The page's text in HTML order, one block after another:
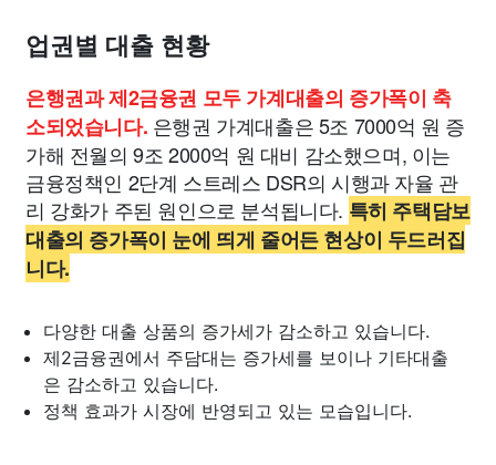
업권별 대출 현황
은행권과 제2금융권 모두 가계대출의 증가폭이 축
소되었습니다. 은행권 가계대출은 5조 7000억 원 증
가해 전월의 9조 2000억 원 대비 감소했으며, 이는
금융정책인 2단계 스트레스 DSR의 시행과 자율 관
리 강화가 주된 원인으로 분석됩니다. 특히 주택담보
대출의 증가폭이 눈에 띄게 줄어든 현상이 두드러집
니다.
다양한 대출 상품의 증가세가 감소하고 있습니다.
제2금융권에서 주담대는 증가세를 보이나 기타대출
은 감소하고 있습니다.
정책 효과가 시장에 반영되고 있는 모습입니다.